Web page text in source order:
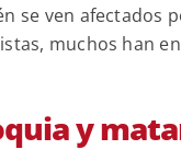
se ven afectados
muchos han
y